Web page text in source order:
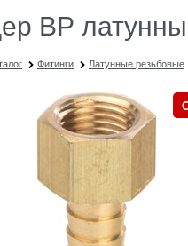
ВР
Фитинги Латунные резьбовые